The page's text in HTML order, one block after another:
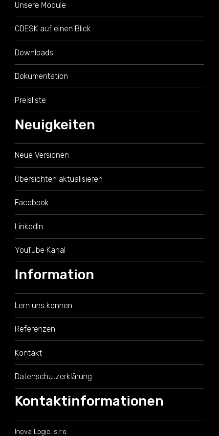
Unsere Module
CDESK auf einen Blick
Downloads
Dokumentation
Preisliste
Neuigkeiten
Neue Versionen
Übersichten aktualisieren
Facebook
LinkedIn
YouTube Kanal
Information
Lern uns kennen
Referenzen
Kontakt
Datenschutzerklärung
Kontaktinformationen
Inova Logic, s.r.o.